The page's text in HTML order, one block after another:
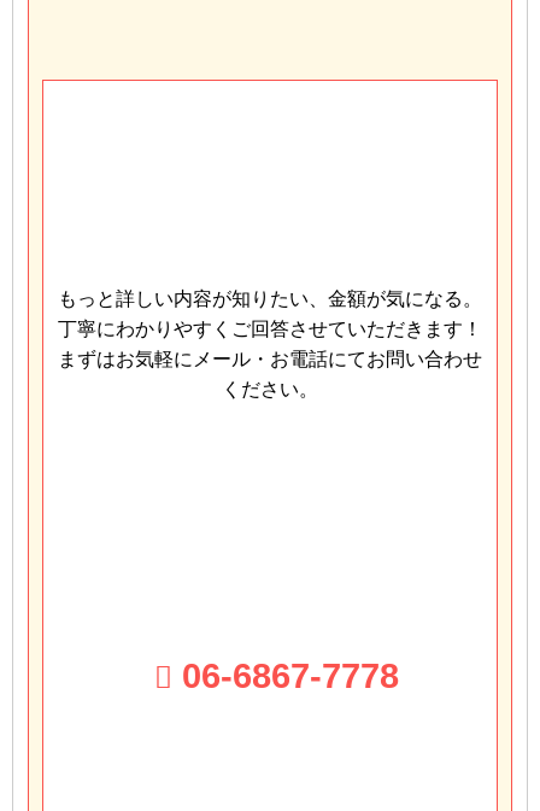
もっと詳しい内容が知りたい、金額が気になる。
丁寧にわかりやすくご回答させていただきます！
まずはお気軽にメール・お電話にてお問い合わせ
ください。
06-6867-7778